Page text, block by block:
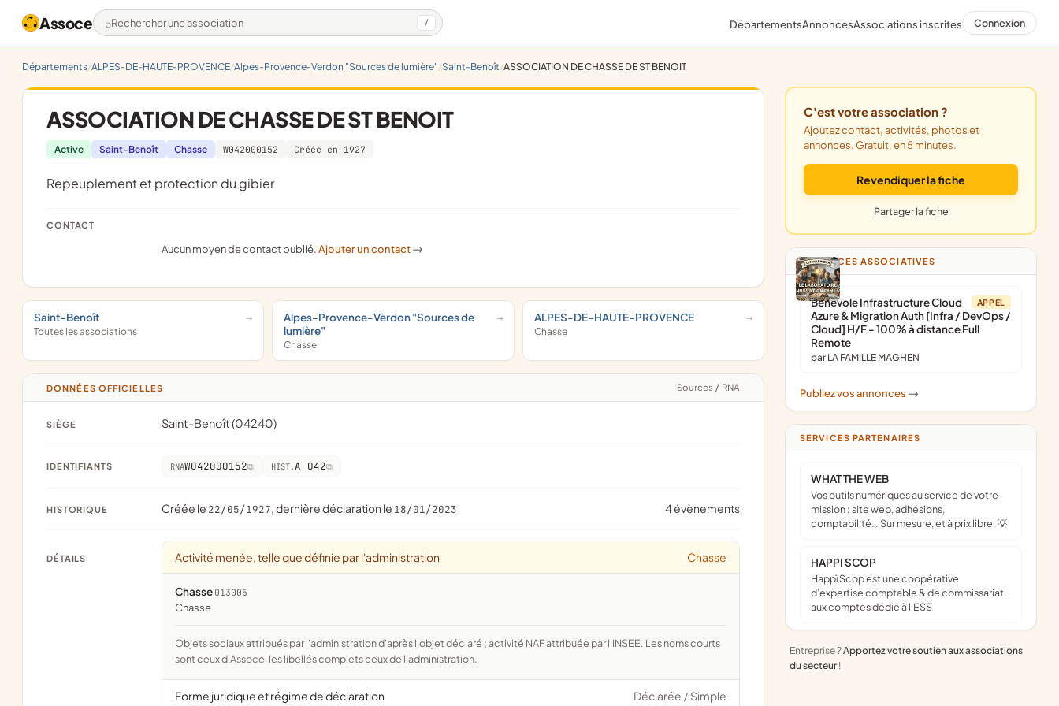
Assoce Rechercher une association / DépartementsAnnoncesAssociations inscrites Connexion
Départements ALPES-DE-HAUTE-PROVENCE Alpes-Provence-Verdon "Sources de lumière" Saint-Benoît ASSOCIATION DE CHASSE DE ST BENOIT
ASSOCIATION DE CHASSE DE ST BENOIT
Active Saint-Benoît Chasse W042000152 Créée en 1927
repeuplement et protection du gibier
CONTACT
Aucun moyen de contact publié.Ajouter un contact ->
Saint-Benoît
Toutes les associations
Alpes-Provence-Verdon "Sources de
lumière"
Chasse
ALPES-DE-HAUTE-PROVENCE
Chasse
DONNÉES OFFICIELLES Sources / RNA
SIÈGE Saint-Benoît (04240)
IDENTIFIANTS RNAW042000152 HIST.A 042
HISTORIQUE Créée le 22/05/1927, dernière déclaration le 18/01/2023 4 évènements
DÉTAILS Activité menée, telle que définie par l'administration Chasse
Chasse 013005
chasse
Objets sociaux attribués par l'administration d'après l'objet déclaré ; activité NAF attribuée par l'INSEE. Les noms courts
sont ceux d'Assoce, les libellés complets ceux de l'administration.
Forme juridique et régime de déclaration Déclarée / Simple
C'est votre association ?
Ajoutez contact, activités, photos et
annonces. Gratuit, en 5 minutes.
Revendiquer la fiche
Partager la fiche
ANNONCES ASSOCIATIVES
APPEL
Bénévole Infrastructure Cloud
Azure & Migration Auth [Infra / DevOps /
Cloud] H/F - 100% à distance Full
Remote
par LA FAMILLE MAGHEN
Publiez vos annonces ->
SERVICES PARTENAIRES
WHAT THE WEB
Vos outils numériques au service de votre
mission : site web, adhésions,
comptabilité… Sur mesure, et à prix libre. 💡
HAPPI SCOP
Happï Scop est une coopérative
d’expertise comptable & de commissariat
aux comptes dédié à l'ESS
Entreprise ?Apportez votre soutien aux associations
du secteur !